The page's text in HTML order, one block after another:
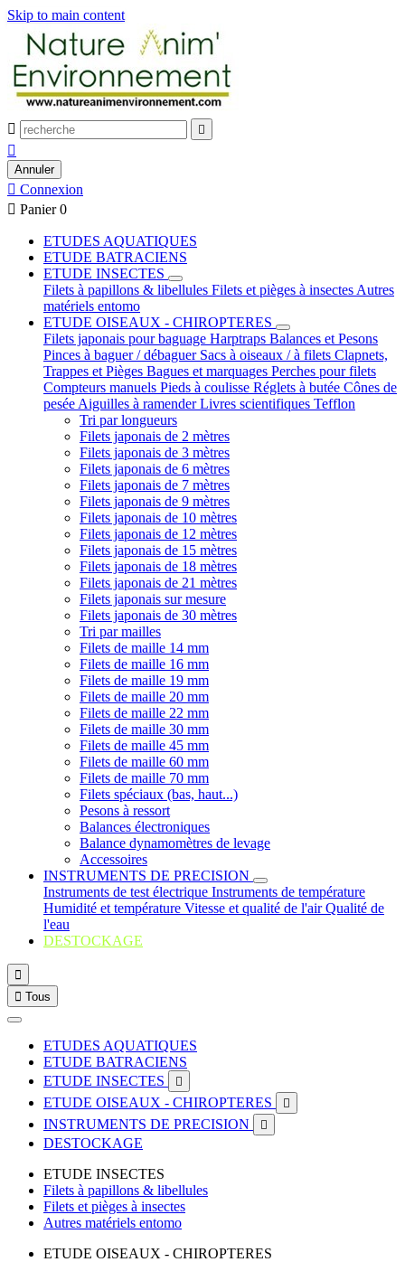
Skip to main content
 

Annuler
 Connexion
 Panier 0
ETUDES AQUATIQUES
ETUDE BATRACIENS
ETUDE INSECTES
Filets à papillons & libellules Filets et pièges à insectes Autres
matériels entomo
ETUDE OISEAUX - CHIROPTERES
Filets japonais pour baguage Harptraps Balances et Pesons
Pinces à baguer / débaguer Sacs à oiseaux / à filets Clapnets,
Trappes et Pièges Bagues et marquages Perches pour filets
Compteurs manuels Pieds à coulisse Réglets à butée Cônes de
pesée Aiguilles à ramenderLivres scientifiques Tefflon
Tri par longueurs
Filets japonais de 2 mètres
Filets japonais de 3 mètres
Filets japonais de 6 mètres
Filets japonais de 7 mètres
Filets japonais de 9 mètres
Filets japonais de 10 mètres
Filets japonais de 12 mètres
Filets japonais de 15 mètres
Filets japonais de 18 mètres
Filets japonais de 21 mètres
Filets japonais sur mesure
Filets japonais de 30 mètres
Tri par mailles
Filets de maille 14 mm
Filets de maille 16 mm
Filets de maille 19 mm
Filets de maille 20 mm
Filets de maille 22 mm
Filets de maille 30 mm
Filets de maille 45 mm
Filets de maille 60 mm
Filets de maille 70 mm
Filets spéciaux (bas, haut...)
Pesons à ressort
Balances électroniques
Balance dynamomètres de levage
Accessoires
INSTRUMENTS DE PRECISION
Instruments de test électrique Instruments de température
Humidité et température Vitesse et qualité de l'airQualité de
l'eau
DESTOCKAGE

 Tous
ETUDES AQUATIQUES
ETUDE BATRACIENS
ETUDE INSECTES

ETUDE OISEAUX - CHIROPTERES 
INSTRUMENTS DE PRECISION 
DESTOCKAGE
ETUDE INSECTES
Filets à papillons & libellules
Filets et pièges à insectes
Autres matériels entomo
ETUDE OISEAUX - CHIROPTERES